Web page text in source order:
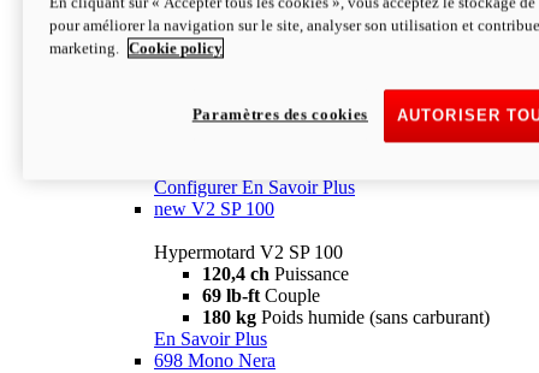
Configurer En Savoir Plus
newV2 SP
69 lb-ftCouple
Poids humide (sans carburant)
Configurer En Savoir Plus
new V2 SP 100
Hypermotard V2 SP 100
120,4 ch Puissance
69 lb-ft Couple
180 kg Poids humide (sans carburant)
En Savoir Plus
698 Mono Nera
pour améliorer la navigation sur le site, analyser son utilisation et
marketing.
Cookie policy
AUTORISER
Paramètres des cookies